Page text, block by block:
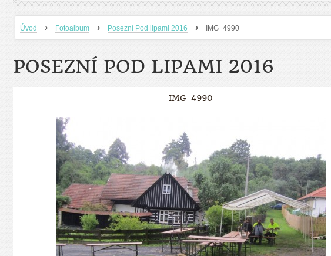
Úvod › Fotoalbum › Posezní Pod lipami 2016 › IMG_4990
POSEZNÍ POD LIPAMI 2016
IMG_4990